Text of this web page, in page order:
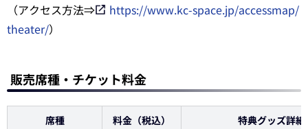
（アクセス方法⇒
https://www.kc-space.jp/accessmap/
theater/）
販売席種・チケット料金
席種 料金（税込） 特典グッズ詳細